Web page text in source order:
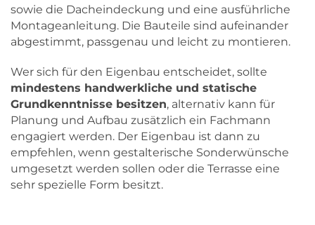
sowie die Dacheindeckung und eine ausführliche
Montageanleitung. Die Bauteile sind aufeinander
abgestimmt, passgenau und leicht zu montieren.
Wer sich für den Eigenbau entscheidet, sollte
mindestens handwerkliche und statische
Grundkenntnisse besitzen, alternativ kann für
Planung und Aufbau zusätzlich ein Fachmann
engagiert werden. Der Eigenbau ist dann zu
empfehlen, wenn gestalterische Sonderwünsche
umgesetzt werden sollen oder die Terrasse eine
sehr spezielle Form besitzt.